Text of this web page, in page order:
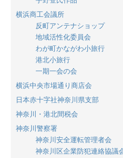
横浜商工会議所
反町アンテナショップ
地域活性化委員会
わが町かながわ小旅行
港北小旅行
一期一会の会
横浜中央市場通り商店会
日本赤十字社神奈川県支部
神奈川・港北間税会
神奈川警察署
神奈川安全運転管理者会
神奈川区企業防犯連絡協議